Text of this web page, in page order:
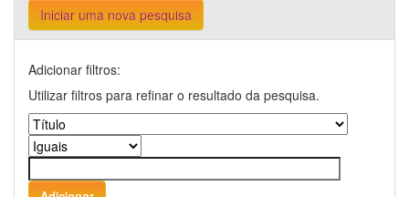
Iniciar uma nova pesquisa
Adicionar filtros:
Utilizar filtros para refinar o resultado da pesquisa.